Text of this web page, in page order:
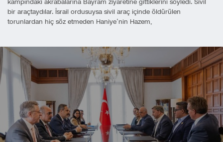
kampındaki akrabalarına Bayram ziyaretine gittiklerini söyledi. Sivil
bir araçtaydılar. İsrail ordusuysa sivil araç içinde öldürülen
torunlardan hiç söz etmeden Haniye’nin Hazem,